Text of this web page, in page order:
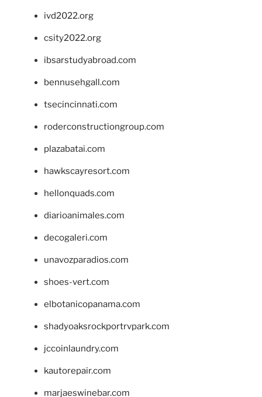
ivd2022.org
csity2022.org
ibsarstudyabroad.com
bennusehgall.com
tsecincinnati.com
roderconstructiongroup.com
plazabatai.com
hawkscayresort.com
hellonquads.com
diarioanimales.com
decogaleri.com
unavozparadios.com
shoes-vert.com
elbotanicopanama.com
shadyoaksrockportrvpark.com
jccoinlaundry.com
kautorepair.com
marjaeswinebar.com